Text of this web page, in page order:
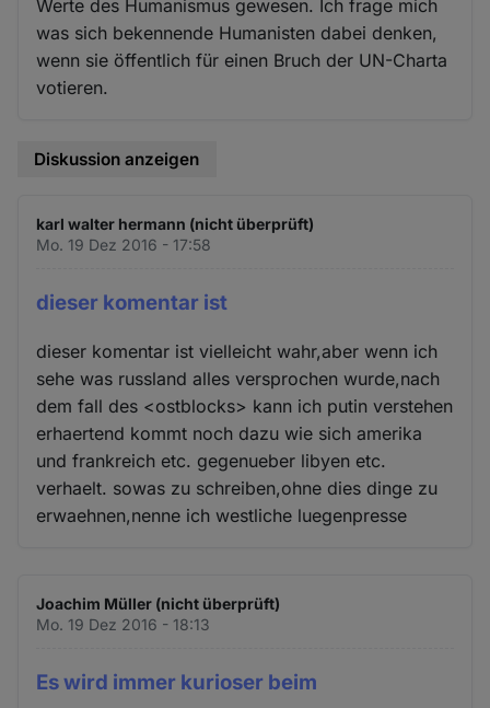
Werte des Humanismus gewesen. Ich frage mich
was sich bekennende Humanisten dabei denken,
wenn sie öffentlich für einen Bruch der UN-Charta
votieren.
Diskussion anzeigen
karl walter hermann (nicht überprüft)
Mo. 19 Dez 2016 - 17:58
dieser komentar ist
dieser komentar ist vielleicht wahr,aber wenn ich
sehe was russland alles versprochen wurde,nach
dem fall des <ostblocks> kann ich putin verstehen
erhaertend kommt noch dazu wie sich amerika
und frankreich etc. gegenueber libyen etc.
verhaelt. sowas zu schreiben,ohne dies dinge zu
erwaehnen,nenne ich westliche luegenpresse
Joachim Müller (nicht überprüft)
Mo. 19 Dez 2016 - 18:13
Es wird immer kurioser beim